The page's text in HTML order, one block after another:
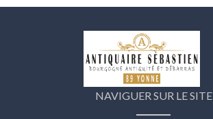
NAVIGUER SUR LE SITE